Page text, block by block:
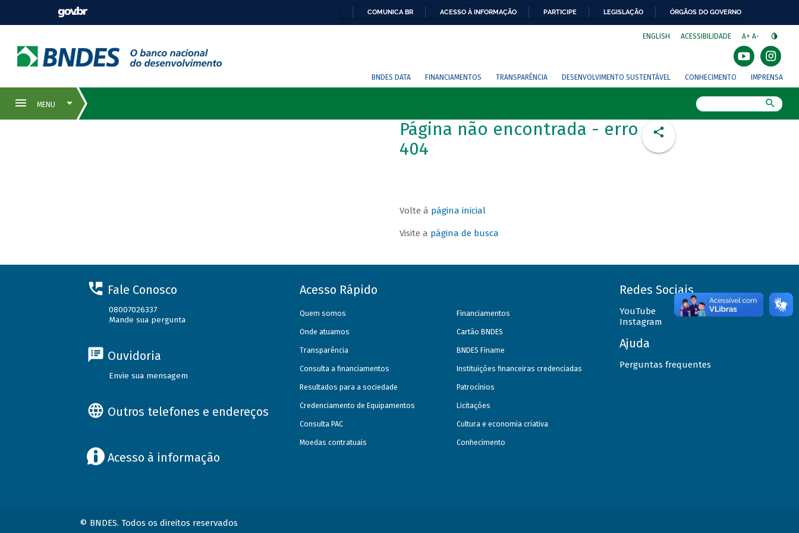
COMUNICA BR ACESSO À INFORMAÇÃO PARTICIPE LEGISLAÇÃO ÓRGÃOS DO GOVERNO
ENGLISH ACESSIBILIDADE A+ A-
BNDES DATA FINANCIAMENTOS TRANSPARÊNCIA DESENVOLVIMENTO SUSTENTÁVEL CONHECIMENTO IMPRENSA
Página não encontrada - erro
404
Volte à página inicial
Visite a página de busca
Fale Conosco
08007026337
Mande sua pergunta
Ouvidoria
Envie sua mensagem
Outros telefones e endereços
Acesso à informação
Acesso Rápido
Quem somos
Onde atuamos
Transparência
Consulta a financiamentos
Resultados para a sociedade
Credenciamento de Equipamentos
Consulta PAC
Moedas contratuais
Financiamentos
Cartão BNDES
BNDES Finame
Instituições financeiras credenciadas
Patrocínios
Licitações
Cultura e economia criativa
Conhecimento
Redes Sociais
YouTube
Instagram
Ajuda
Perguntas frequentes
© BNDES. Todos os direitos reservados